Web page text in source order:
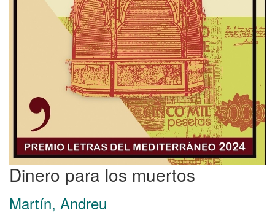
Dinero para los muertos
Martín, Andreu